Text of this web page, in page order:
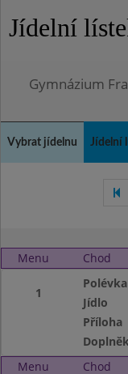
Jídelní
Gymnázium
Vybrat jídelnu Jídelní
Menu Chod
1
Polévka
Jídlo
Příloha
Menu
Chod